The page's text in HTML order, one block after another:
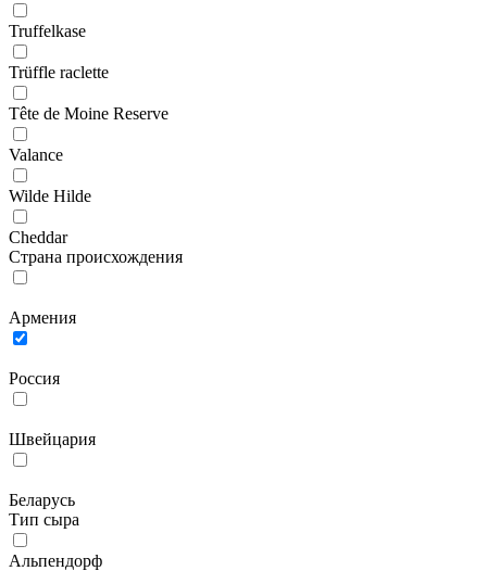
Truffelkase
Trüffle raclette
Tête de Moine Reserve
Valance
Wilde Hilde
Сheddar
Страна происхождения
Армения
Россия
Швейцария
Беларусь
Тип сыра
Альпендорф